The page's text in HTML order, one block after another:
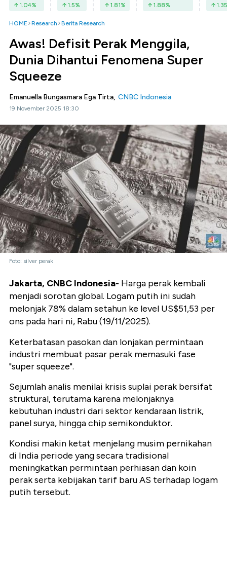
1.04% 1.5% 1.81% 1.88% 1.35
HOME Research Berita Research
Awas! Defisit Perak Menggila,
Dunia Dihantui Fenomena Super
Squeeze
Emanuella Bungasmara Ega Tirta, CNBC Indonesia
19 November 2025 18:30
Foto: silver perak
Jakarta, CNBC Indonesia- Harga perak kembali
menjadi sorotan global. Logam putih ini sudah
melonjak 78% dalam setahun ke level US$51,53 per
ons pada hari ni, Rabu (19/11/2025).
Keterbatasan pasokan dan lonjakan permintaan
industri membuat pasar perak memasuki fase
"super squeeze".
Sejumlah analis menilai krisis suplai perak bersifat
struktural, terutama karena melonjaknya
kebutuhan industri dari sektor kendaraan listrik,
panel surya, hingga chip semikonduktor.
Kondisi makin ketat menjelang musim pernikahan
di India periode yang secara tradisional
meningkatkan permintaan perhiasan dan koin
perak serta kebijakan tarif baru AS terhadap logam
putih tersebut.